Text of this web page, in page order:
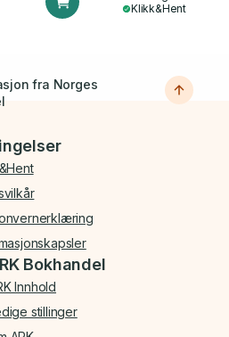
Klikk&Hent
fra Norges
Bokhandel
Innhold
stillinger